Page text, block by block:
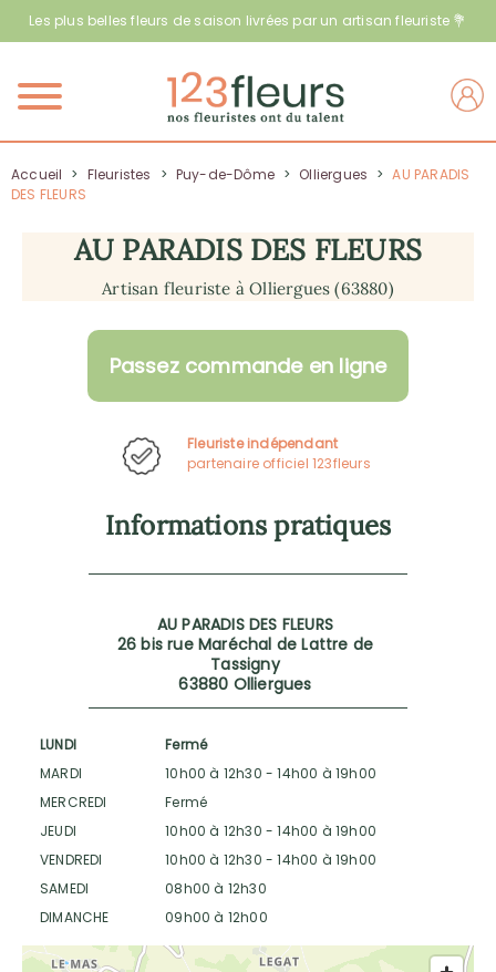
Les plus belles fleurs de saison livrées par un artisan fleuriste 💐
Menu
Accueil > Fleuristes > Puy-de-Dôme > Olliergues > AU PARADIS
DES FLEURS
AU PARADIS DES FLEURS
Artisan fleuriste à Olliergues (63880)
Passez commande en ligne
Fleuriste indépendant
partenaire officiel 123fleurs
Informations pratiques
AU PARADIS DES FLEURS
26 bis rue Maréchal de Lattre de
Tassigny
63880 Olliergues
LUNDI
Fermé
MARDI
10h00 à 12h30 - 14h00 à 19h00
MERCREDI
Fermé
JEUDI
10h00 à 12h30 - 14h00 à 19h00
VENDREDI
10h00 à 12h30 - 14h00 à 19h00
SAMEDI
08h00 à 12h30
DIMANCHE
09h00 à 12h00